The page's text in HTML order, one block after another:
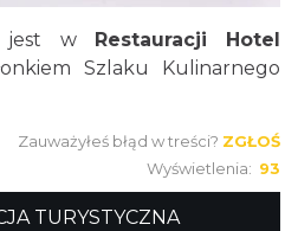
jest w
Restauracji Hotel
Szlaku Kulinarnego
Zauważyłeś błąd w treści? ZGŁOŚ
Wyświetlenia: 93
TURYSTYCZNA